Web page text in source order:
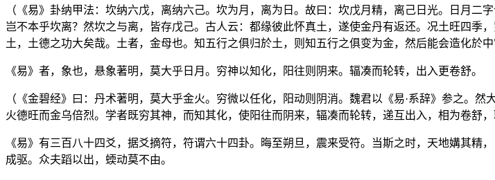
（《易》卦纳甲法：坎纳六戊，离纳六己。坎为月，离为日。故曰：坎戊月精，离己日光。日月
岂不本乎坎离？然坎之与离，皆存戊己。古人云：都缘彼此怀真土，遂使金丹有返还。况土旺四季
土，土德之功大矣哉。土者，金母也。知五行之俱归於土，则知五行之俱变为金，然后能会造化於中
《易》者，象也，悬象著明，莫大乎日月。穷神以知化，阳往则阴来。辐凑而轮转，出入更卷舒。
（《金碧经》曰：丹术著明，莫大乎金火。穷微以任化，阳动则阴消。魏君以《易·系辞》参之。
火德旺而金乌倍烈。学者既穷其神，而知其化，使阳往而阴来，辐凑而轮转，递互出入，相为卷舒
《易》有三百八十四爻，据爻摘符，符谓六十四卦。晦至朔旦，震来受符。当斯之时，天地媾其
成驱。众夫蹈以出，蝡动莫不由。